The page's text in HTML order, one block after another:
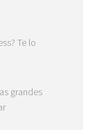
Te lo
grandes